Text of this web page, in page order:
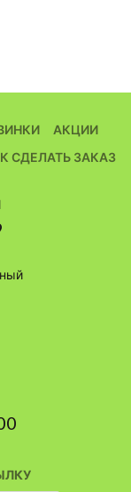
АКЦИИ
СДЕЛАТЬ ЗАКАЗ